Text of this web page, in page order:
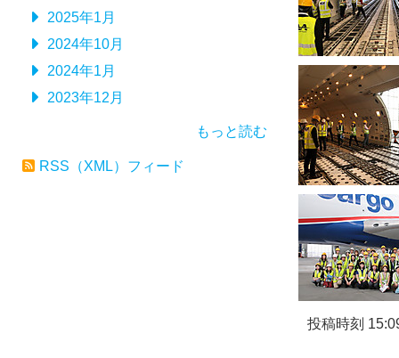
2025年1月
2024年10月
2024年1月
2023年12月
もっと読む
RSS（XML）フィード
投稿時刻